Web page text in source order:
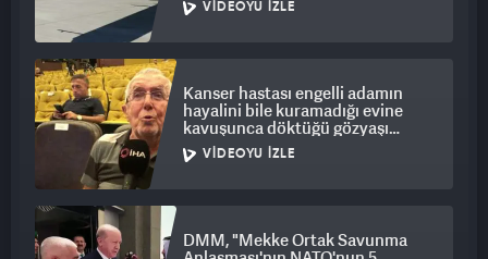
VIDEOYU İZLE
Kanser hastası engelli adamın
hayalini bile kuramadığı evine
kavuşunca döktüğü gözyaşı
duygulandırdı
VIDEOYU İZLE
DMM, "Mekke Ortak Savunma